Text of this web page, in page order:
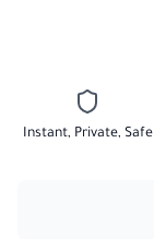
Instant, Private, Safe